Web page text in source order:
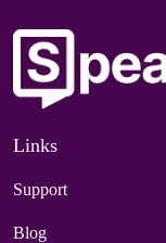
Links
Support
Blog